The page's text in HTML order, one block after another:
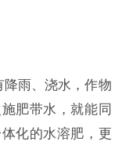
雨、浇水，作物
肥带水，就能同
化的水溶肥，更